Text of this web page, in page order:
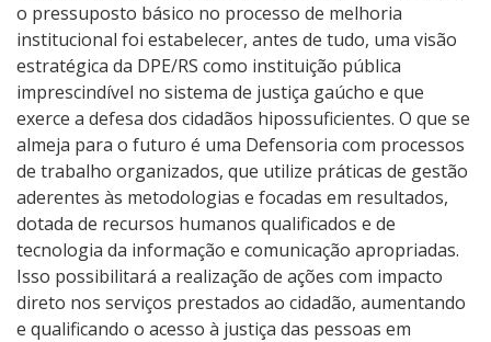
o pressuposto básico no processo de melhoria
institucional foi estabelecer, antes de tudo, uma visão
estratégica da DPE/RS como instituição pública
imprescindível no sistema de justiça gaúcho e que
exerce a defesa dos cidadãos hipossuficientes. O que se
almeja para o futuro é uma Defensoria com processos
de trabalho organizados, que utilize práticas de gestão
aderentes às metodologias e focadas em resultados,
dotada de recursos humanos qualificados e de
tecnologia da informação e comunicação apropriadas.
Isso possibilitará a realização de ações com impacto
direto nos serviços prestados ao cidadão, aumentando
e qualificando o acesso à justiça das pessoas em